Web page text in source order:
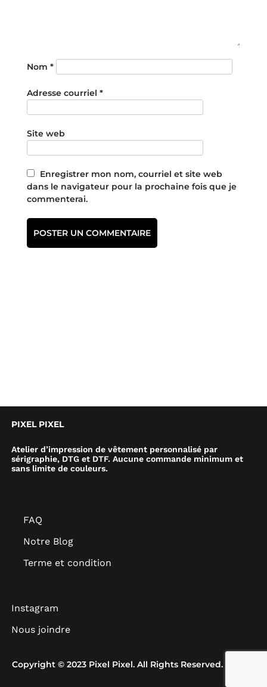
Nom *
Adresse courriel *
Site web
Enregistrer mon nom, courriel et site web
dans le navigateur pour la prochaine fois que je
commenterai.
PIXEL PIXEL
Atelier d’impression de vêtement personnalisé par
sérigraphie, DTG et DTF. Aucune commande minimum et
sans limite de couleurs.
FAQ
Notre Blog
Terme et condition
Instagram
Nous joindre
Copyright © 2023 Pixel Pixel. All Rights Reserved.